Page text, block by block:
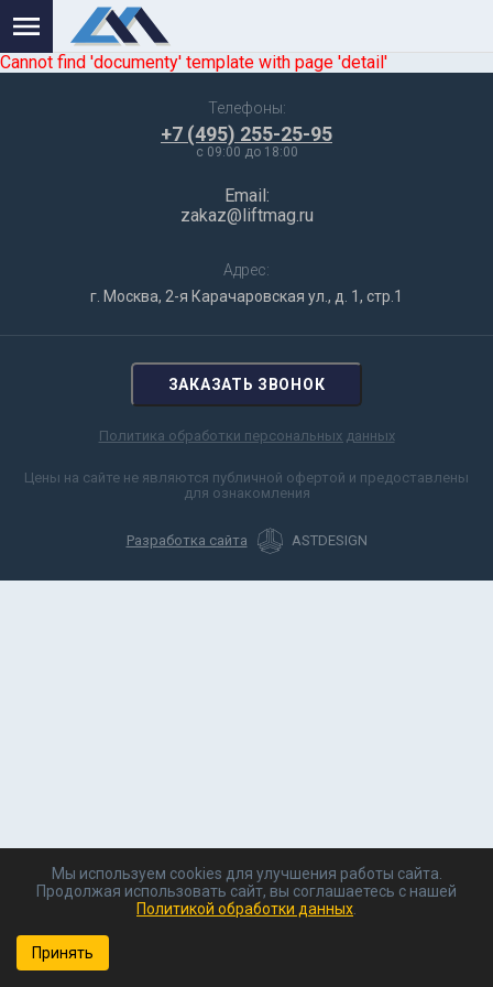
Cannot find 'documenty' template with page 'detail'
Телефоны:
+7 (495) 255-25-95
c 09:00 до 18:00
Email:
zakaz@liftmag.ru
Адрес:
г. Москва, 2-я Карачаровская ул., д. 1, стр.1
ЗАКАЗАТЬ ЗВОНОК
Политика обработки персональных данных
Цены на сайте не являются публичной офертой и предоставлены
для ознакомления
Разработка сайта ASTDESIGN
Мы используем cookies для улучшения работы сайта.
Продолжая использовать сайт, вы соглашаетесь с нашей
Политикой обработки данных
Принять